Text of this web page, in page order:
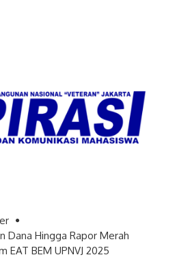
Dana Hingga Rapor Merah
EAT BEM UPNVJ 2025